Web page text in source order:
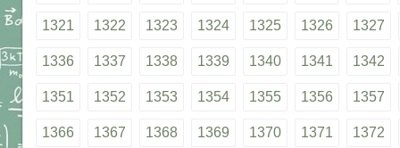
1321 1322 1323 1324 1325 1326 1327
1336 1337 1338 1339 1340 1341 1342
1351 1352 1353 1354 1355 1356 1357
1366 1367 1368 1369 1370 1371 1372